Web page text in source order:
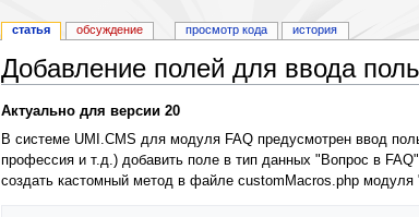
Добавление полей для ввода
Актуально для версии 20
В системе UMI.CMS для модуля FAQ предусмотрен ввод
профессия и т.д.) добавить поле в тип данных "Вопрос в
создать кастомный метод в файле customMacros.php
статья обсуждение просмотр кода история